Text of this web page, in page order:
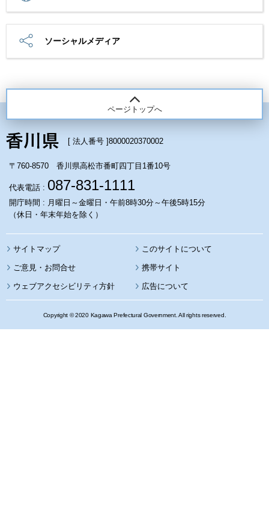
ソーシャルメディア
ページトップへ
[ 法人番号 ]8000020370002
〒760-8570 香川県高松市番町四丁目1番10号
代表電話 : 087-831-1111
開庁時間 : 月曜日～金曜日・午前8時30分～午後5時15分
（休日・年末年始を除く）
サイトマップ このサイトについて
携帯サイト
ウェブアクセシビリティ方針 広告について
Copyright © 2020 Kagawa Prefectural Government. All rights reserved.